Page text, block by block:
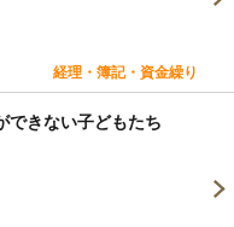
経理・簿記・資金繰り
できない子どもたち